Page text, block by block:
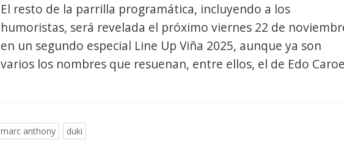
El resto de la parrilla programática, incluyendo a los
humoristas, será revelada el próximo viernes 22 de
en un segundo especial Line Up Viña 2025, aunque ya son
varios los nombres que resuenan, entre ellos, el de Edo
marc anthony
duki